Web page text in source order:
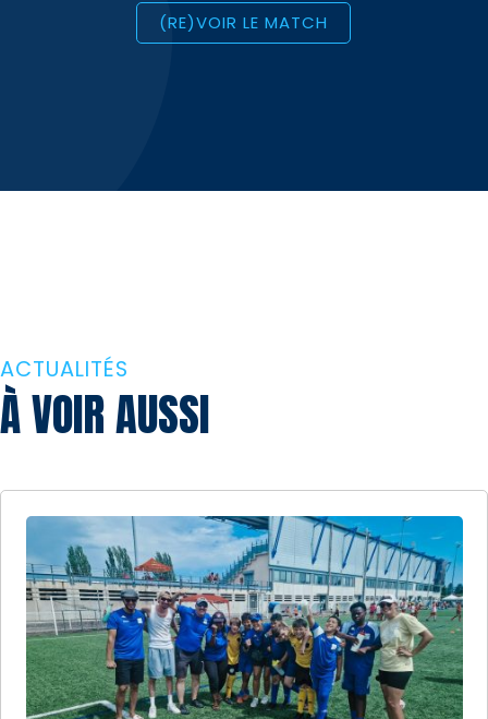
(RE)VOIR LE MATCH
ACTUALITÉS
À VOIR AUSSI